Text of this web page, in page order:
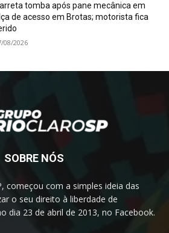
tomba após pane mecânica em
de acesso em Brotas; motorista fica
08/2026
SOBRE NÓS
começou com a simples ideia das
o seu direito à liberdade de
dia 23 de abril de 2013, no Facebook.